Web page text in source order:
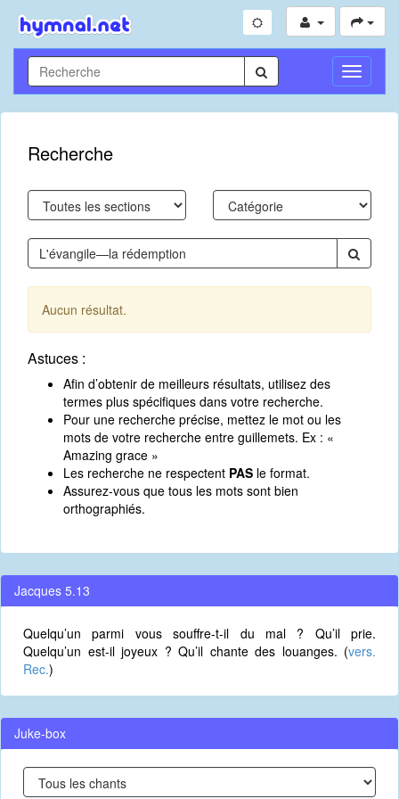
Toggle
Recherche
Aucun résultat.
Astuces :
Afin d’obtenir de meilleurs résultats, utilisez des
termes plus spécifiques dans votre recherche.
Pour une recherche précise, mettez le mot ou les
mots de votre recherche entre guillemets. Ex : «
Amazing grace »
Les recherche ne respectent PAS le format.
Assurez-vous que tous les mots sont bien
orthographiés.
Jacques 5.13
Quelqu’un parmi vous souffre-t-il du mal ? Qu’il prie.
Quelqu’un est-il joyeux ? Qu’il chante des louanges. (vers.
Rec.)
Juke-box